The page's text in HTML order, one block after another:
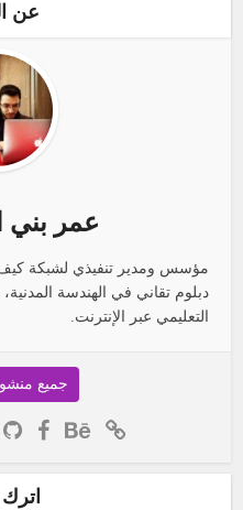
عن
عمر بني
مؤسس ومدير تنفيذي لشبكة
دبلوم تقاني في الهندسة
التعليمي عبر الإنترنت.
جميع
اترك